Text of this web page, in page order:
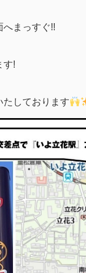
へまっすぐ!!
す!
たしております